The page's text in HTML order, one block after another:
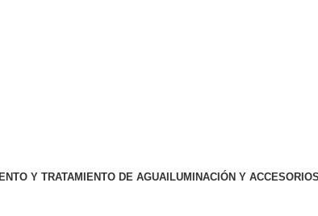
Y TRATAMIENTO DE AGUAILUMINACIÓN Y ACCESORIOS